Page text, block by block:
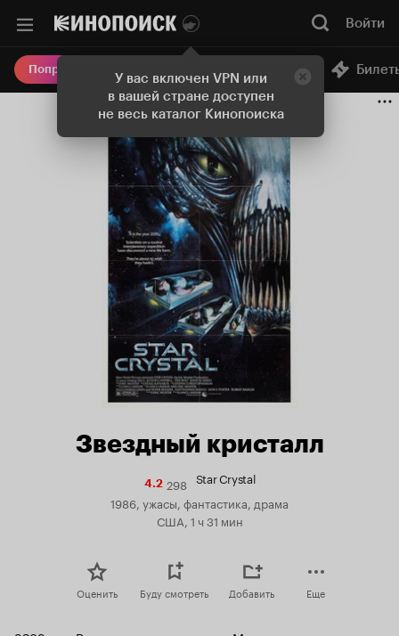
У вас включен VPN или
в вашей стране доступен
не весь каталог Кинопоиска
Войти
Попробовать Плюс Онлайн-кинотеатр
Звездный кристалл
4.2Рейтинг
Кинопоиска
298 Star Crystal
1986, ужасы, фантастика, драма
США, 1 ч 31 мин
Оценить Буду смотреть Добавить Еще